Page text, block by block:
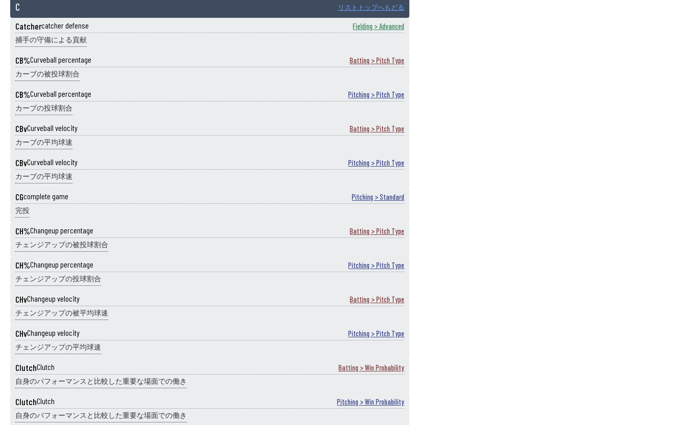
C リストトップへもどる
Catchercatcher defense Fielding > Advanced
捕手の守備による貢献
CB%Curveball percentage Batting > Pitch Type
カーブの被投球割合
CB%Curveball percentage Pitching > Pitch Type
カーブの投球割合
CBvCurveball velocity Batting > Pitch Type
カーブの平均球速
CBvCurveball velocity Pitching > Pitch Type
カーブの平均球速
CGcomplete game Pitching > Standard
完投
CH%Changeup percentage Batting > Pitch Type
チェンジアップの被投球割合
CH%Changeup percentage Pitching > Pitch Type
チェンジアップの投球割合
CHvChangeup velocity Batting > Pitch Type
チェンジアップの被平均球速
CHvChangeup velocity Pitching > Pitch Type
チェンジアップの平均球速
ClutchClutch Batting > Win Probability
自身のパフォーマンスと比較した重要な場面での働き
ClutchClutch Pitching > Win Probability
自身のパフォーマンスと比較した重要な場面での働き